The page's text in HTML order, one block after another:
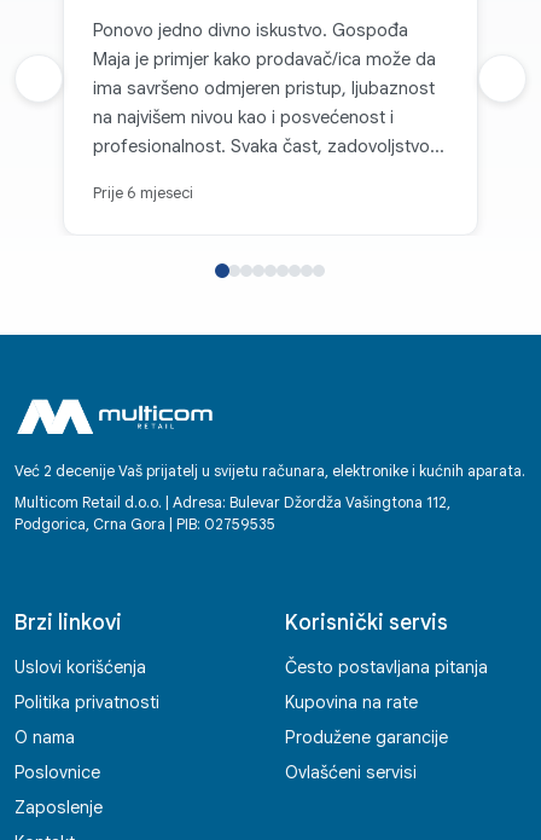
Ponovo jedno divno iskustvo. Gospođa
Maja je primjer kako prodavač/ica može da
ima savršeno odmjeren pristup, ljubaznost
na najvišem nivou kao i posvećenost i
profesionalnost. Svaka čast, zadovoljstvo je
Prije 6 mjeseci
Prethodna recenzija
Već 2 decenije Vaš prijatelj u svijetu računara, elektronike i kućnih aparata.
Multicom Retail d.o.o. | Adresa: Bulevar Džordža Vašingtona 112,
Podgorica, Crna Gora | PIB: 02759535
Brzi linkovi
Uslovi korišćenja
Politika privatnosti
O nama
Poslovnice
Zaposlenje
Korisnički servis
Često postavljana pitanja
Kupovina na rate
Produžene garancije
Ovlašćeni servisi